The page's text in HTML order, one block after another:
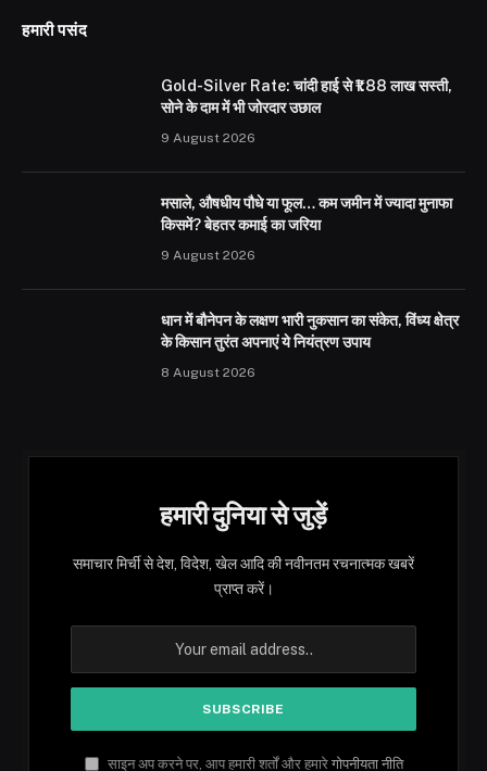
हमारी पसंद
Gold-Silver Rate: चांदी हाई से ₹1.88 लाख सस्ती,
सोने के दाम में भी जोरदार उछाल
9 August 2026
मसाले, औषधीय पौधे या फूल… कम जमीन में ज्यादा मुनाफा
किसमें? बेहतर कमाई का जरिया
9 August 2026
धान में बौनेपन के लक्षण भारी नुकसान का संकेत, विंध्य क्षेत्र
के किसान तुरंत अपनाएं ये नियंत्रण उपाय
8 August 2026
हमारी दुनिया से जुड़ें
समाचार मिर्ची से देश, विदेश, खेल आदि की नवीनतम रचनात्मक खबरें
प्राप्त करें।
साइन अप करने पर, आप हमारी शर्तों और हमारे गोपनीयता नीति